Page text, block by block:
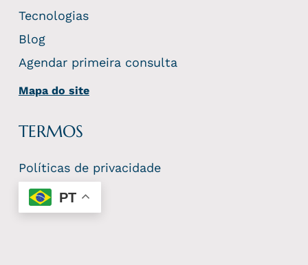
Tecnologias
Blog
Agendar primeira consulta
Mapa do site
TERMOS
Políticas de privacidade
PT